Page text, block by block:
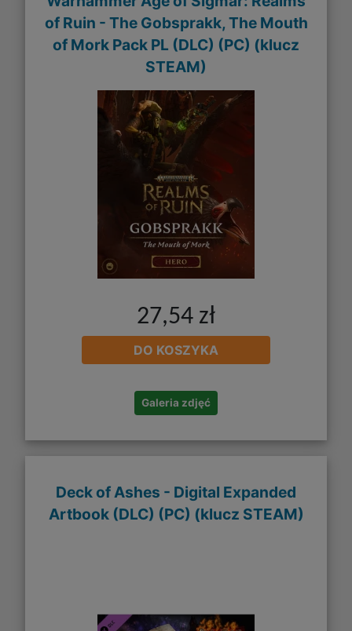
of Ruin - The Gobsprakk, The Mouth
of Mork Pack PL (DLC) (PC) (klucz
STEAM)
27,54 zł
DO KOSZYKA
Galeria zdjęć
Deck of Ashes - Digital Expanded
Artbook (DLC) (PC) (klucz STEAM)